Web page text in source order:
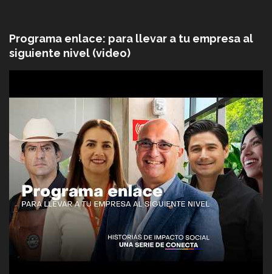
Programa enlace: para llevar a tu empresa al
siguiente nivel (video)